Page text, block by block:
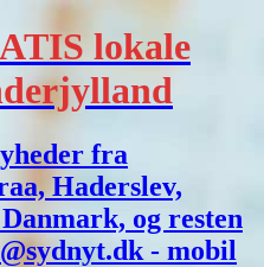
lokale
fra
Haderslev,
og resten
- mobil